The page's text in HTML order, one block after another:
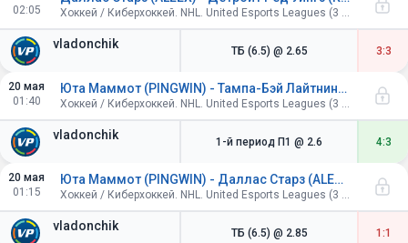
02:05
vladonchik
Хоккей / Киберхоккей. NHL. United Esports Leagues (3 периода по 4 минуты).
ТБ (6.5) @ 2.65 3:3
20 мая
01:40
vladonchik
Юта Маммот (PINGWIN) - Тампа-Бэй Лайтнинг (SHAGGY)
Хоккей / Киберхоккей. NHL. United Esports Leagues (3 периода по 4 минуты).
1-й период П1 @ 2.6 4:3
20 мая
01:15
vladonchik
Юта Маммот (PINGWIN) - Даллас Старз (ALEEX)
Хоккей / Киберхоккей. NHL. United Esports Leagues (3 периода по 4 минуты).
ТБ (6.5) @ 2.85 1:1